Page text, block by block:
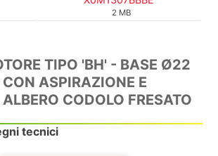
2 MB
TIPO 'BH' - BASE Ø22
ASPIRAZIONE E
CODOLO FRESATO
tecnici